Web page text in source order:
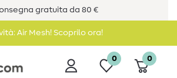
gratuita da 80 €
Air Mesh! Scoprilo ora!
0 0